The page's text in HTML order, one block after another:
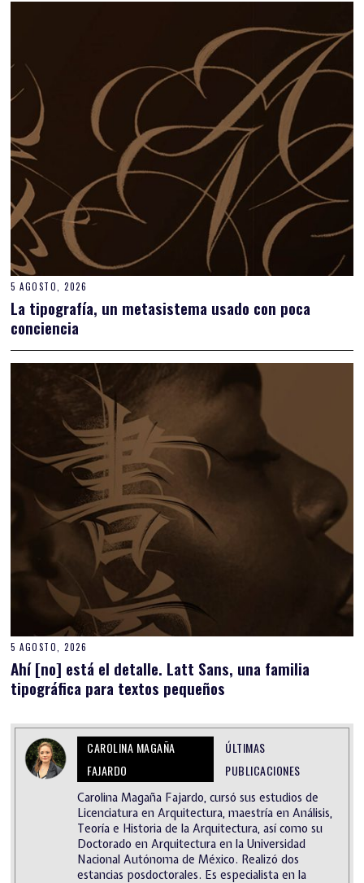
5 AGOSTO, 2026
La tipografía, un metasistema usado con poca
conciencia
5 AGOSTO, 2026
Ahí [no] está el detalle. Latt Sans, una familia
tipográfica para textos pequeños
CAROLINA MAGAÑA
FAJARDO
ÚLTIMAS
PUBLICACIONES
Carolina Magaña Fajardo, cursó sus estudios de
Licenciatura en Arquitectura, maestría en Análisis,
Teoría e Historia de la Arquitectura, así como su
Doctorado en Arquitectura en la Universidad
Nacional Autónoma de México. Realizó dos
estancias posdoctorales. Es especialista en la